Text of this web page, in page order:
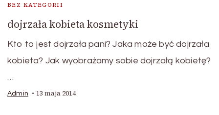
BEZ KATEGORII
dojrzała kobieta kosmetyki
Kto to jest dojrzała pani? Jaka może być dojrzała
kobieta? Jak wyobrażamy sobie dojrzałą kobietę?
…
Admin 13 maja 2014